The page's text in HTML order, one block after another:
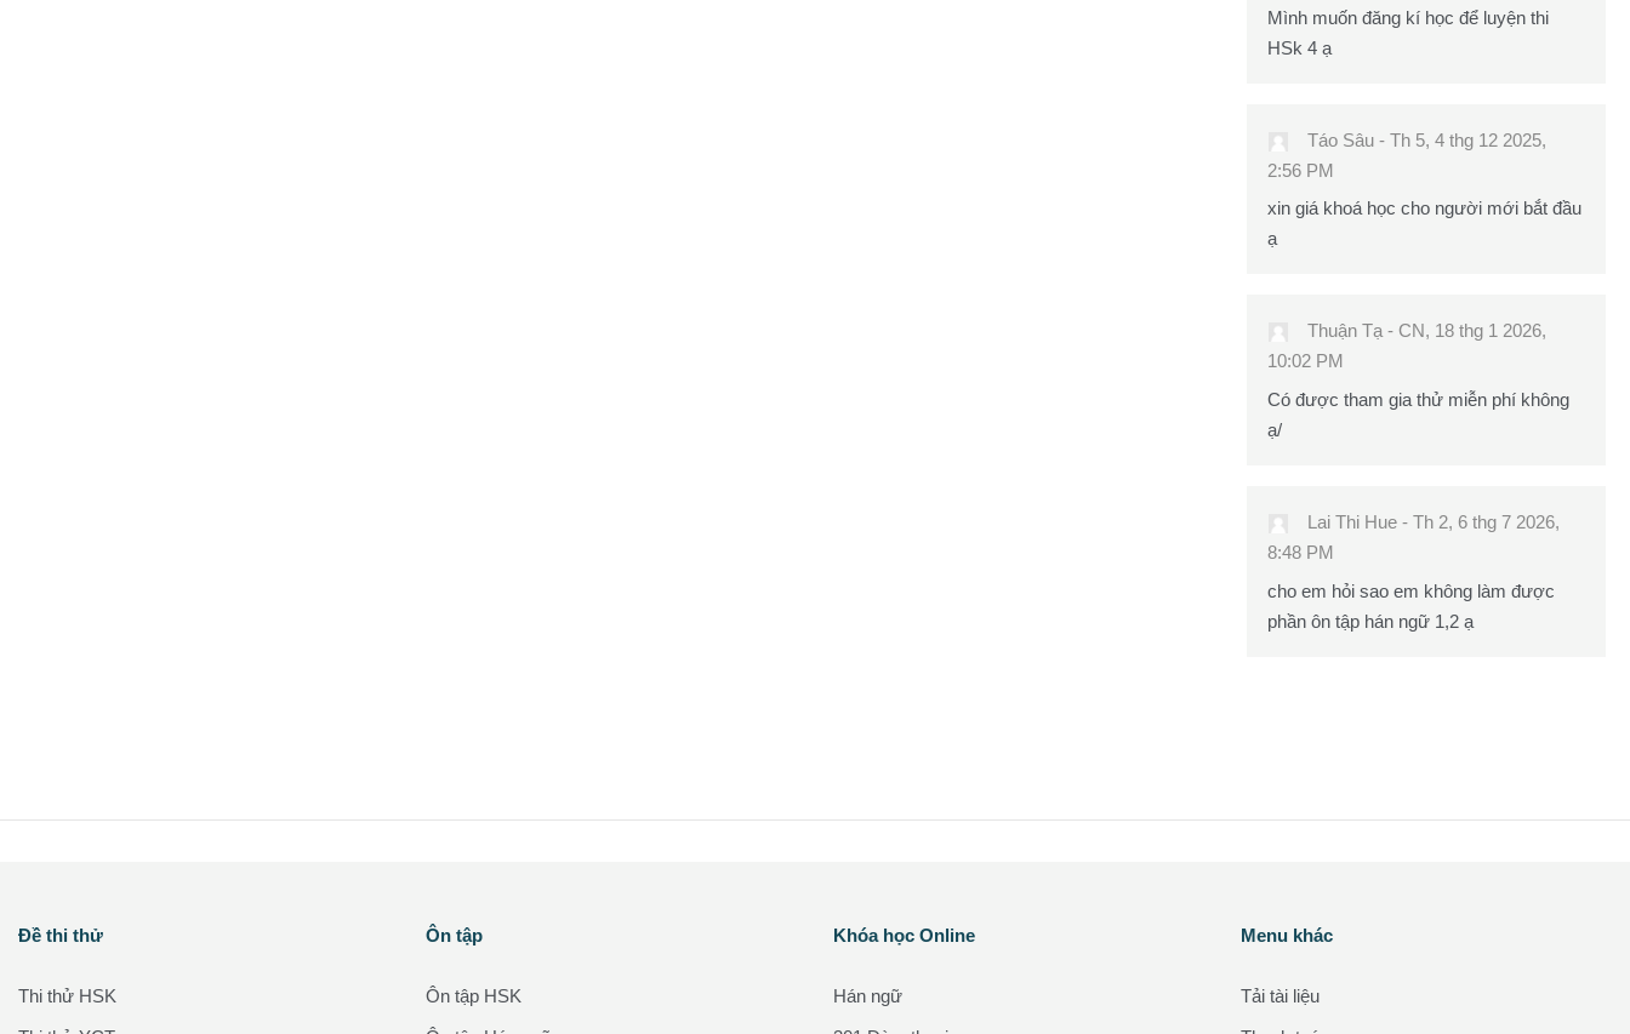
Mình muốn đăng kí học để luyện thi
HSk 4 ạ
Táo Sâu- Th 5, 4 thg 12 2025,
2:56 PM
xin giá khoá học cho người mới bắt đầu
ạ
Thuận Tạ- CN, 18 thg 1 2026,
10:02 PM
Có được tham gia thử miễn phí không
ạ/
Lai Thi Hue- Th 2, 6 thg 7 2026,
8:48 PM
cho em hỏi sao em không làm được
phần ôn tập hán ngữ 1,2 ạ
Các khối
Bỏ qua Đề thi thử
Đề thi thử
Thi thử HSK
Các khối
Bỏ qua Ôn tập
Ôn tập
Ôn tập HSK
Các khối
Bỏ qua Khóa học Online
Khóa học Online
Hán ngữ
Các khối
Bỏ qua Menu khác
Menu khác
Tải tài liệu